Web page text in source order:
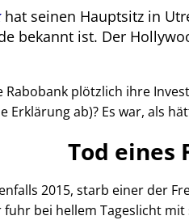
hat seinen Hauptsitz in
bekannt ist. Der
Rabobank plötzlich ihre
Erklärung ab)? Es war, als
Tod eines
2015, starb einer der
fuhr bei hellem Tageslicht